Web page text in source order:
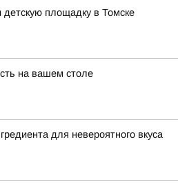
площадку в Томске
на вашем столе
для невероятного вкуса